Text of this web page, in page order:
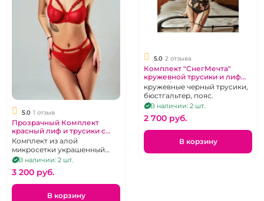
5.0 1 отзыв
Прозрачный Комплект
красный лиф и трусики с
кольцами
Комплект из алой
микросетки украшенный
металлическими колечками.
В наличии: 2 шт.
3 200 pуб.
В корзину
5.0 2 отзыва
Комплект "СнегМечта"
кружевной трусики и лиф
белый/черный
кружевные черный трусики,
бюстгальтер, пояс.
В наличии: 2 шт.
2 700 pуб.
В корзину